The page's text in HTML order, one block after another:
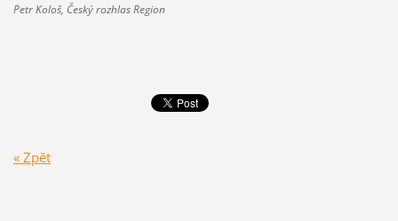
Petr Kološ, Český rozhlas Region
« Zpět